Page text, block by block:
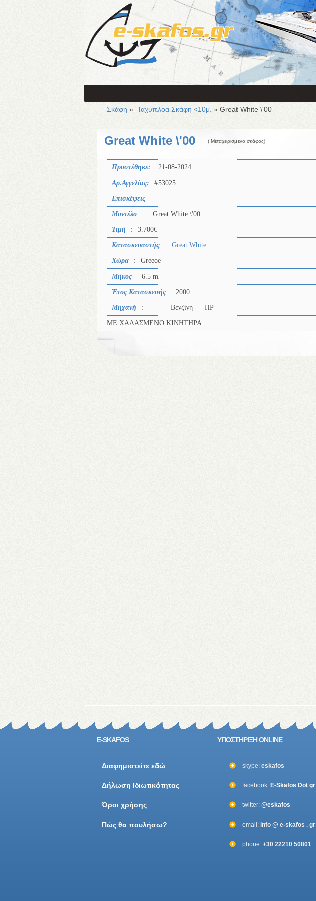
Σκάφη » Ταχύπλοα Σκάφη <10μ. » Great White \'00
Great White \'00 ( Μεταχειρισμένο σκάφος)
Προστέθηκε: 21-08-2024
Αρ.Αγγελίας: #53025
Επισκέψεις
Μοντέλο : Great White \'00
Τιμή : 3.700€
Κατασκευαστής : Great White
Χώρα : Greece
Μήκος 6.5 m
Έτος Κατασκευής 2000
Μηχανή : Βενζίνη HP
ΜΕ ΧΑΛΑΣΜΕΝΟ ΚΙΝΗΤΗΡΑ
E-SKAFOS
Διαφημιστείτε εδώ
Δήλωση Ιδιωτικότητας
Όροι χρήσης
Πώς θα πουλήσω?
ΥΠΟΣΤΗΡΙΞΗ ONLINE
skype: eskafos
facebook: E-Skafos Dot gr
twitter: @eskafos
email: info @ e-skafos . gr
phone: +30 22210 50801